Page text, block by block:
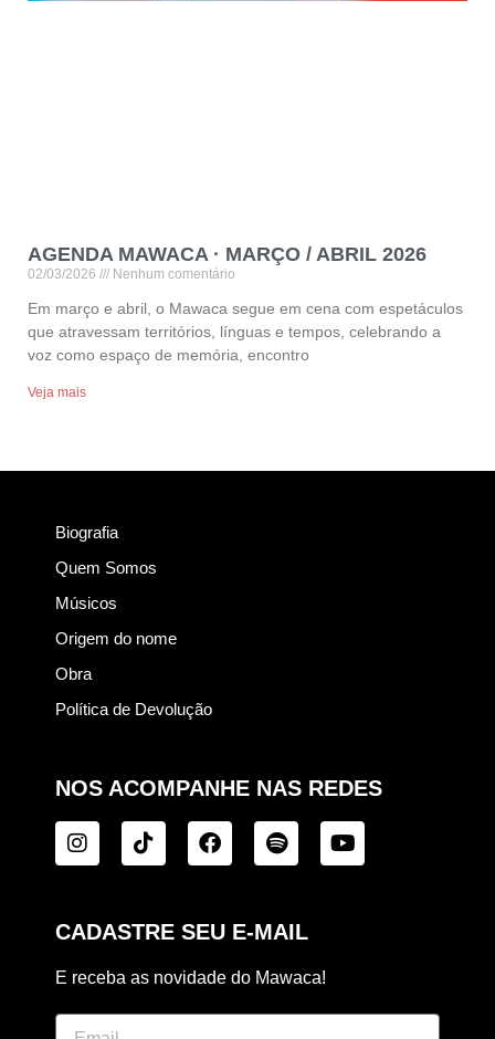
AGENDA MAWACA · MARÇO / ABRIL 2026
02/03/2026 Nenhum comentário
Em março e abril, o Mawaca segue em cena com espetáculos
que atravessam territórios, línguas e tempos, celebrando a
voz como espaço de memória, encontro
Veja mais
Biografia
Quem Somos
Músicos
Origem do nome
Obra
Política de Devolução
NOS ACOMPANHE NAS REDES
CADASTRE SEU E-MAIL
E receba as novidade do Mawaca!